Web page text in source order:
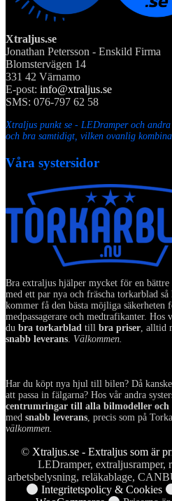
Xtraljus.se
Jonathan Petersson - Enskild Firma
Blomstervägen 14
331 42 Värnamo
E-post: info@xtraljus.se
SMS: 076-797 62 58
Xtraljus punkt se - LEDramper och
och bra samtidigt, vilken ovanlig
Våra systersidor
Bra extraljus hjälper mycket för en
med ett par nya och fräscha torkarblad så
kommer få den bästa möjliga säkerheten
medpassagerare och medtrafikanter. Hos
du bra torkarblad till bra priser , alltid
snabb leverans Välkommen.
Har du köpt nya hjul till bilen? Då
att passa in fälgarna? Hos vår andra
centrumringar till alla bilmodeller och
med snabb leverans , precis som på
välkommen.
© Xtraljus.se - Extraljus som är
LEDramper, extraljusramper,
arbetsbelysning, reläkablage,
Integritetspolicy & Cookies